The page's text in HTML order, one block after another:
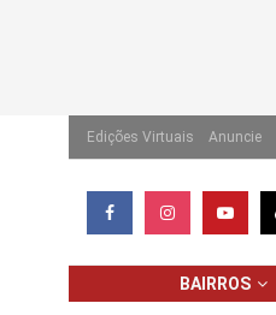
Edições Virtuais Anuncie
BAIRROS